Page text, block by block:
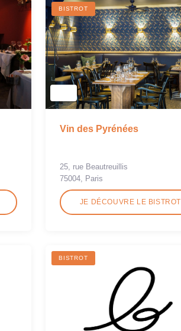
BISTROT
Vin des Pyrénées
25, rue Beautreuillis
75004, Paris
JE DÉCOUVRE LE BISTROT
BISTROT